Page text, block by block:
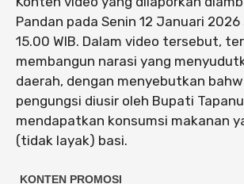
Pandan pada Senin 12 Januari
15.00 WIB. Dalam video tersebut,
membangun narasi yang
daerah, dengan menyebutkan
pengungsi diusir oleh Bupati
mendapatkan konsumsi makanan
(tidak layak) basi.